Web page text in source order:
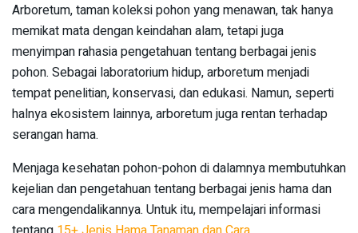
Arboretum, taman koleksi pohon yang menawan, tak hanya
memikat mata dengan keindahan alam, tetapi juga
menyimpan rahasia pengetahuan tentang berbagai jenis
pohon. Sebagai laboratorium hidup, arboretum menjadi
tempat penelitian, konservasi, dan edukasi. Namun, seperti
halnya ekosistem lainnya, arboretum juga rentan terhadap
serangan hama.
Menjaga kesehatan pohon-pohon di dalamnya membutuhkan
kejelian dan pengetahuan tentang berbagai jenis hama dan
cara mengendalikannya. Untuk itu, mempelajari informasi